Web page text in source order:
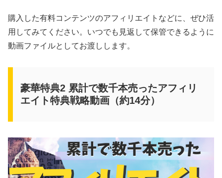
購入した有料コンテンツのアフィリエイトなどに、ぜひ活
用してみてください。いつでも見返して保管できるように
動画ファイルとしてお渡しします。
豪華特典2 累計で数千本売ったアフィリ
エイト特典戦略動画（約14分）